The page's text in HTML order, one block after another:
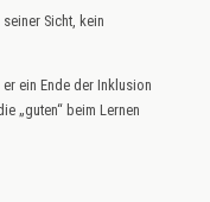
Sicht, kein
ein Ende der Inklusion
„guten“ beim Lernen